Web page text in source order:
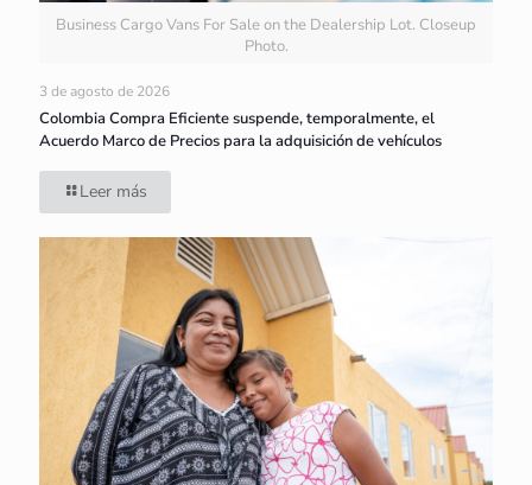
Business Cargo Vans For Sale on the Dealership Lot. Closeup
Photo.
3 de agosto de 2026
Colombia Compra Eficiente suspende, temporalmente, el
Acuerdo Marco de Precios para la adquisición de vehículos
Leer más